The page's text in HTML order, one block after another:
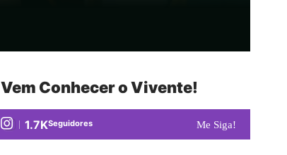
Vem Conhecer o Vivente!
1.7KSeguidores Me Siga!